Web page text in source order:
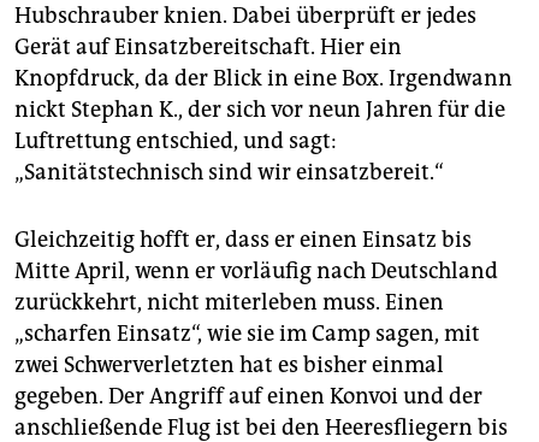
Hubschrauber knien. Dabei überprüft er jedes
Gerät auf Einsatzbereitschaft. Hier ein
Knopfdruck, da der Blick in eine Box. Irgendwann
nickt Stephan K., der sich vor neun Jahren für die
Luftrettung entschied, und sagt:
„Sanitätstechnisch sind wir einsatzbereit.“
Gleichzeitig hofft er, dass er einen Einsatz bis
Mitte April, wenn er vorläufig nach Deutschland
zurückkehrt, nicht miterleben muss. Einen
„scharfen Einsatz“, wie sie im Camp sagen, mit
zwei Schwerverletzten hat es bisher einmal
gegeben. Der Angriff auf einen Konvoi und der
anschließende Flug ist bei den Heeresfliegern bis